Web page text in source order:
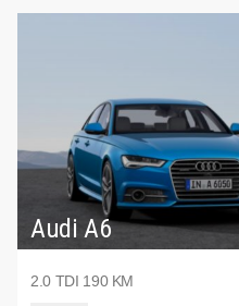
Audi A6
2.0 TDI 190 KM